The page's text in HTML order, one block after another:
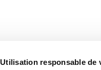
Utilisation responsable de